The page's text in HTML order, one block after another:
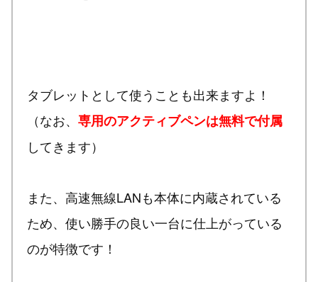
タブレットとして使うことも出来ますよ！
（なお、 専用のアクティブペンは無料で付属
してきます）
また、高速無線LANも本体に内蔵されている
ため、使い勝手の良い一台に仕上がっている
のが特徴です！